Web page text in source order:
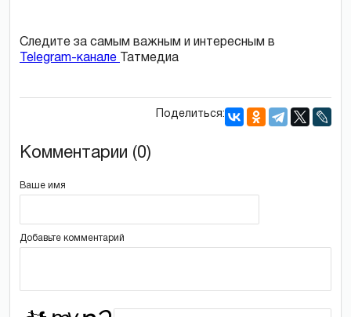
Следите за самым важным и интересным в
Telegram-канале
Татмедиа
Поделиться:
Комментарии (0)
Ваше имя
Добавьте комментарий